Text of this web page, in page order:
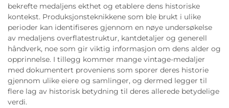
bekrefte medaljens ekthet og etablere dens historiske
kontekst. Produksjonsteknikkene som ble brukt i ulike
perioder kan identifiseres gjennom en nøye undersøkelse
av medaljens overflatestruktur, kantdetaljer og generell
håndverk, noe som gir viktig informasjon om dens alder og
opprinnelse. I tillegg kommer mange vintage-medaljer
med dokumentert proveniens som sporer deres historie
gjennom ulike eiere og samlinger, og dermed legger til
flere lag av historisk betydning til deres allerede betydelige
verdi.